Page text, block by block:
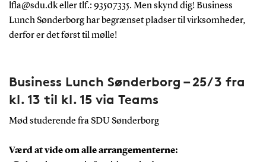
lfla@sdu.dk eller tlf.: 93507335. Men skynd dig! Business
Lunch Sønderborg har begrænset pladser til virksomheder,
derfor er det først til mølle!
Business Lunch Sønderborg – 25/3 fra
kl. 13 til kl. 15 via Teams
Mød studerende fra SDU Sønderborg
Værd at vide om alle arrangementerne: